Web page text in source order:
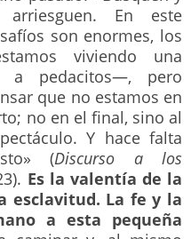
En este
son enormes, los
viviendo una
a pedacitos—, pero
que no estamos en
no en el final, sino al
Y hace falta
(Discurso a los
Es la valentía de la
esclavitud. La fe y la
a esta pequeña